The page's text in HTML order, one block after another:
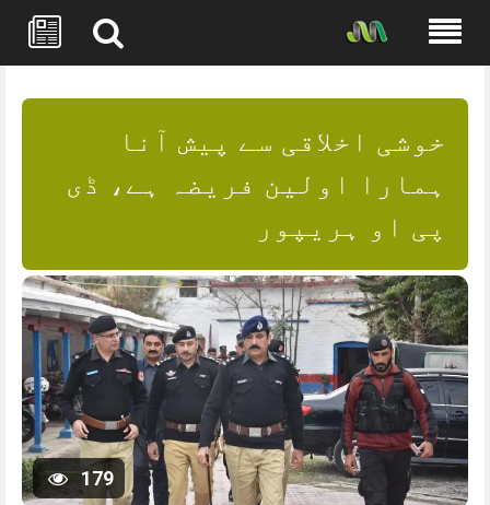
content
خوشی اخلاقی سے پیش آنا
ہمارا اولین فریضہ ہے، ڈی
پی او ہریپور
179